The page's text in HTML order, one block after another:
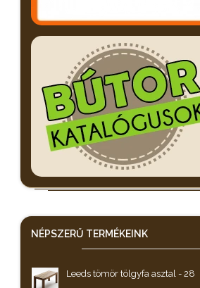
NÉPSZERŰ TERMÉKEINK
Leeds tömör tölgyfa asztal - 28